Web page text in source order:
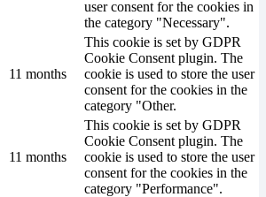
user consent for the cookies in
the category "Necessary".
11 months
This cookie is set by GDPR
Cookie Consent plugin. The
cookie is used to store the user
consent for the cookies in the
category "Other.
11 months
This cookie is set by GDPR
Cookie Consent plugin. The
cookie is used to store the user
consent for the cookies in the
category "Performance".